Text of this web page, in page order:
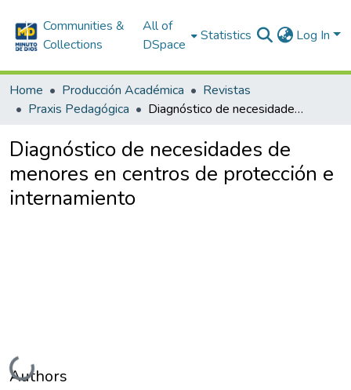
Communities &
Collections
All of
DSpace
Statistics Log In
Home Producción Académica
Revistas
Praxis Pedagógica
Diagnóstico de necesidades de menores en centros de protección e internamiento
Diagnóstico de necesidades de
menores en centros de protección e
internamiento
Loading...
Authors